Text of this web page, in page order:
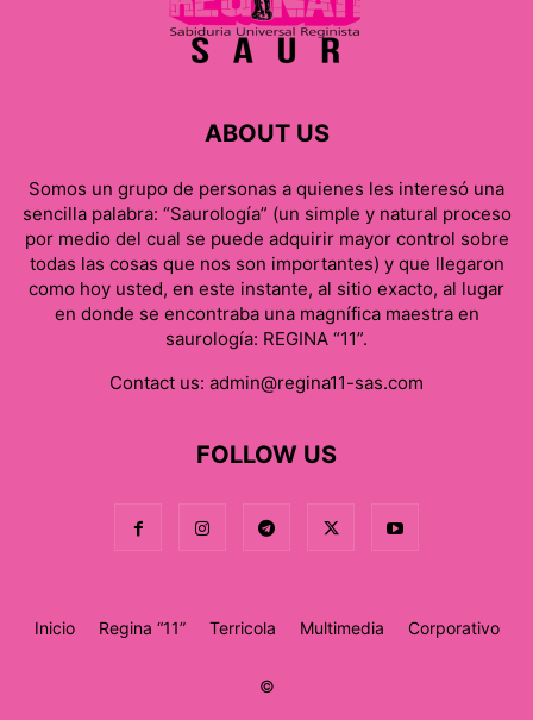
ABOUT US
Somos un grupo de personas a quienes les interesó una
sencilla palabra: “Saurología” (un simple y natural proceso
por medio del cual se puede adquirir mayor control sobre
todas las cosas que nos son importantes) y que llegaron
como hoy usted, en este instante, al sitio exacto, al lugar
en donde se encontraba una magnífica maestra en
saurología: REGINA “11”.
Contact us: admin@regina11-sas.com
FOLLOW US
Inicio Regina “11” Terricola Multimedia Corporativo
©